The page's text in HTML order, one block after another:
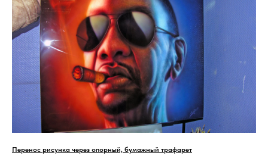
Перенос рисунка через опорный, бумажный трафарет